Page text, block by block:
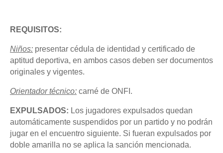
REQUISITOS:
Niños: presentar cédula de identidad y certificado de
aptitud deportiva, en ambos casos deben ser documentos
originales y vigentes.
Orientador técnico: carné de ONFI.
EXPULSADOS: Los jugadores expulsados quedan
automáticamente suspendidos por un partido y no podrán
jugar en el encuentro siguiente. Si fueran expulsados por
doble amarilla no se aplica la sanción mencionada.